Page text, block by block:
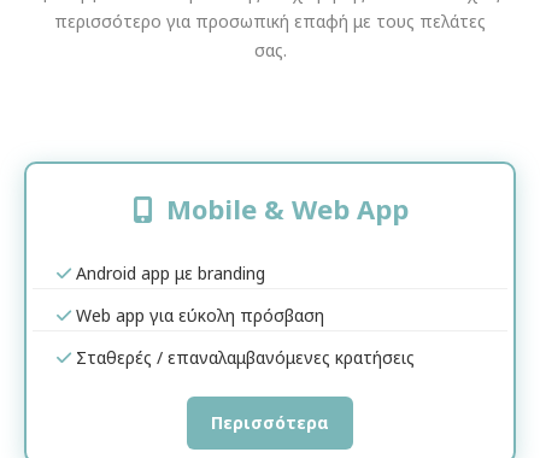
περισσότερο για προσωπική επαφή με τους πελάτες
σας.
Mobile & Web App
Android app με branding
Web app για εύκολη πρόσβαση
Σταθερές / επαναλαμβανόμενες κρατήσεις
Περισσότερα